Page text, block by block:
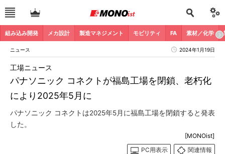
組み込み開発 メカ設計 製造マネジメント モビリティ FA 素材／化学
ニュース 2024年1月19日
パナソニック コネクトが福島工場を閉鎖、老朽化
により2025年5月に
工場ニュース
パナソニック コネクトは2025年5月に福島工場を閉鎖すると発表
した。
[MONOist]
PC用表示
関連情報